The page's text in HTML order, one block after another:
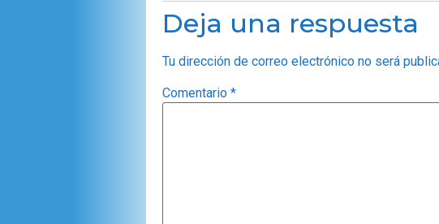
Deja una respuesta
Tu dirección de correo electrónico no será
Comentario *